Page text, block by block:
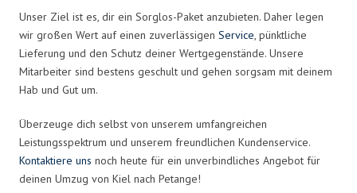
Unser Ziel ist es, dir ein Sorglos-Paket anzubieten. Daher legen
wir großen Wert auf einen zuverlässigen Service, pünktliche
Lieferung und den Schutz deiner Wertgegenstände. Unsere
Mitarbeiter sind bestens geschult und gehen sorgsam mit deinem
Hab und Gut um.
Überzeuge dich selbst von unserem umfangreichen
Leistungsspektrum und unserem freundlichen Kundenservice.
Kontaktiere uns noch heute für ein unverbindliches Angebot für
deinen Umzug von Kiel nach Petange!